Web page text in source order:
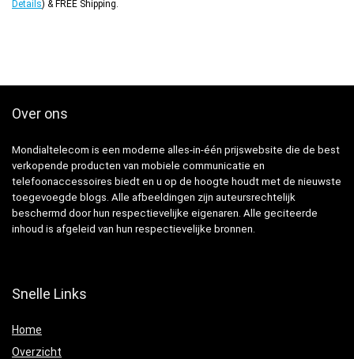
Details) & FREE Shipping
Over ons
Mondialtelecom is een moderne alles-in-één prijswebsite die de best
verkopende producten van mobiele communicatie en
telefoonaccessoires biedt en u op de hoogte houdt met de nieuwste
toegevoegde blogs. Alle afbeeldingen zijn auteursrechtelijk
beschermd door hun respectievelijke eigenaren. Alle geciteerde
inhoud is afgeleid van hun respectievelijke bronnen.
Snelle Links
Home
Overzicht